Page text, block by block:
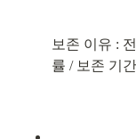
보존 이유 :
률 / 보존 기